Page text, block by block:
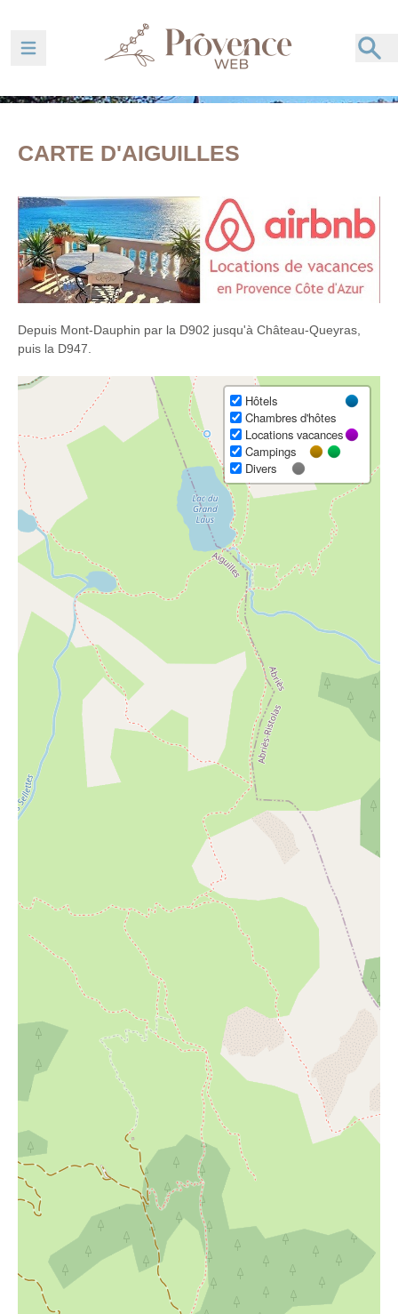
Ouvrir la barre de navigation
CARTE D'AIGUILLES
Depuis Mont-Dauphin par la D902 jusqu'à Château-Queyras,
puis la D947.
Hôtels
Chambres d'hôtes
Locations vacances
Campings
Divers